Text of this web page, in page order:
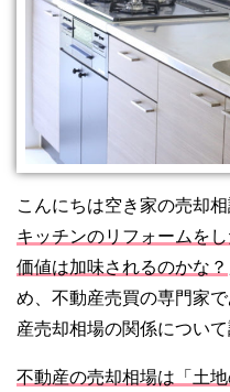
こんにちは空き家の売却
キッチンのリフォームを
価値は加味されるのかな？
め、不動産売買の専門家
産売却相場の関係につい
不動産の売却相場は「土